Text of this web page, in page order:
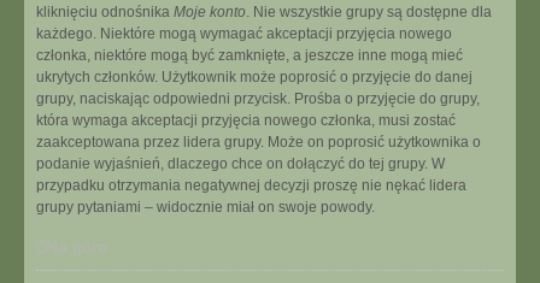
kliknięciu odnośnika Moje konto. Nie wszystkie grupy są dostępne dla
każdego. Niektóre mogą wymagać akceptacji przyjęcia nowego
członka, niektóre mogą być zamknięte, a jeszcze inne mogą mieć
ukrytych członków. Użytkownik może poprosić o przyjęcie do danej
grupy, naciskając odpowiedni przycisk. Prośba o przyjęcie do grupy,
która wymaga akceptacji przyjęcia nowego członka, musi zostać
zaakceptowana przez lidera grupy. Może on poprosić użytkownika o
podanie wyjaśnień, dlaczego chce on dołączyć do tej grupy. W
przypadku otrzymania negatywnej decyzji proszę nie nękać lidera
grupy pytaniami – widocznie miał on swoje powody.
Na górę